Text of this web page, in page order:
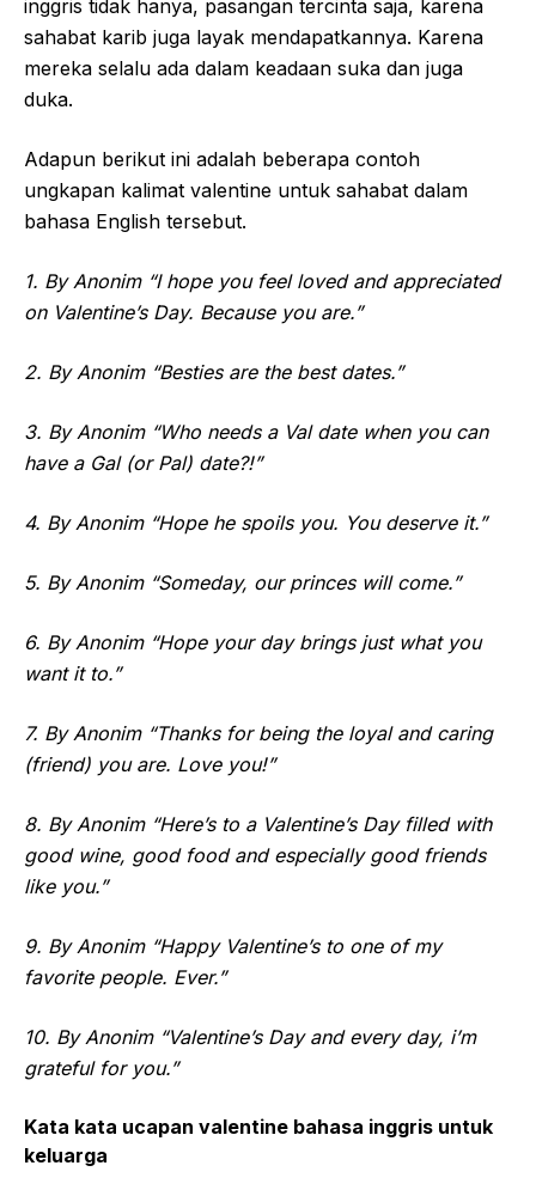
inggris tidak hanya, pasangan tercinta saja, karena
sahabat karib juga layak mendapatkannya. Karena
mereka selalu ada dalam keadaan suka dan juga
duka.
Adapun berikut ini adalah beberapa contoh
ungkapan kalimat valentine untuk sahabat dalam
bahasa English tersebut.
1. By Anonim “I hope you feel loved and appreciated
on Valentine’s Day. Because you are.”
2. By Anonim “Besties are the best dates.”
3. By Anonim “Who needs a Val date when you can
have a Gal (or Pal) date?!”
4. By Anonim “Hope he spoils you. You deserve it.”
5. By Anonim “Someday, our princes will come.”
6. By Anonim “Hope your day brings just what you
want it to.”
7. By Anonim “Thanks for being the loyal and caring
(friend) you are. Love you!”
8. By Anonim “Here’s to a Valentine’s Day filled with
good wine, good food and especially good friends
like you.”
9. By Anonim “Happy Valentine’s to one of my
favorite people. Ever.”
10. By Anonim “Valentine’s Day and every day, i’m
grateful for you.”
Kata kata ucapan valentine bahasa inggris untuk
keluarga